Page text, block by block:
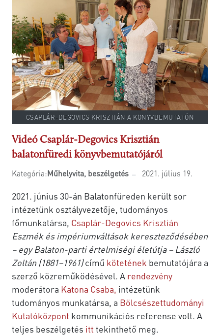
CSAPLÁR-DEGOVICS KRISZTIÁN A KÖNYVBEMUTATÓN
Videó Csaplár-Degovics Krisztián
balatonfüredi könyvbemutatójáról
Kategória:Műhelyvita, beszélgetés 2021. július 19.
2021. június 30-án Balatonfüreden került sor
intézetünk osztályvezetője, tudományos
főmunkatársa, Csaplár-Degovics Krisztián
Eszmék és impériumváltások kereszteződésében
– egy Balaton-parti értelmiségi életútja – László
Zoltán (1881–1961)című kötetének bemutatójára a
szerző közreműködésével. A rendezvény
moderátora Katona Csaba, intézetünk
tudományos munkatársa, a Bölcsészettudományi
Kutatóközpont kommunikációs referense volt. A
teljes beszélgetés itt tekinthető meg.